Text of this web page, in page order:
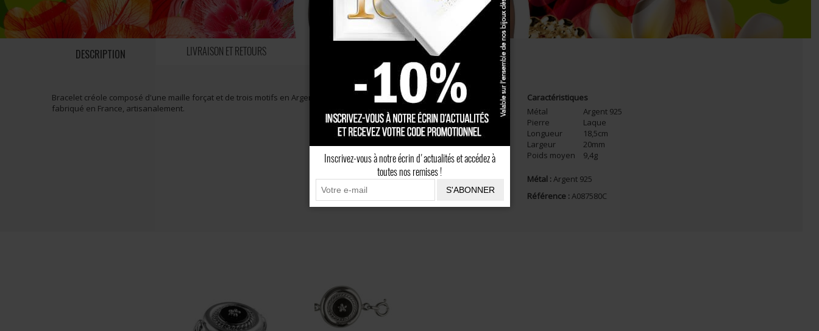
DESCRIPTION LIVRAISON ET RETOURS AVIS CLIENTS
Bracelet créole composé d'une maille forçat et de trois motifs en Argent massif et Onyx, grand modèle. Bijou antillais
fabriqué en France, artisanalement.
Caractéristiques
Métal
Argent 925
Pierre
Laque
Longueur
18,5cm
Largeur
20mm
Poids moyen
9,4g
Métal :Argent 925
Référence :A087580C
Inscrivez-vous à notre écrin d'actualités et accédez à
toutes nos remises !
S'ABONNER